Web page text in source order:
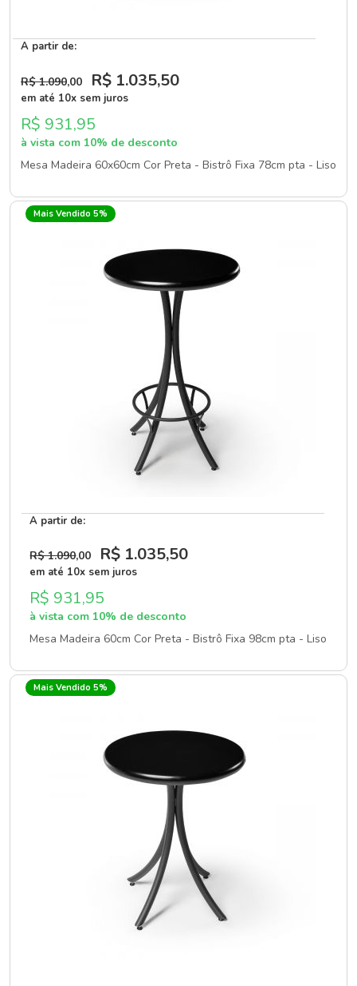
A partir de:
R$ 1.090,00 R$ 1.035,50
em até 10x sem juros
R$ 931,95
à vista com 10% de desconto
Mesa Madeira 60x60cm Cor Preta - Bistrô Fixa 78cm pta - Liso
Mais Vendido 5%
A partir de:
R$ 1.090,00 R$ 1.035,50
em até 10x sem juros
R$ 931,95
à vista com 10% de desconto
Mesa Madeira 60cm Cor Preta - Bistrô Fixa 98cm pta - Liso
Mais Vendido 5%